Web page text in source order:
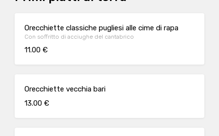
Orecchiette classiche pugliesi alle cime di rapa
Con soffritto di acciughe del cantabrico
11.00 €
Orecchiette vecchia bari
13.00 €